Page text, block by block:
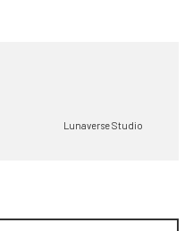
Lunaverse Studio